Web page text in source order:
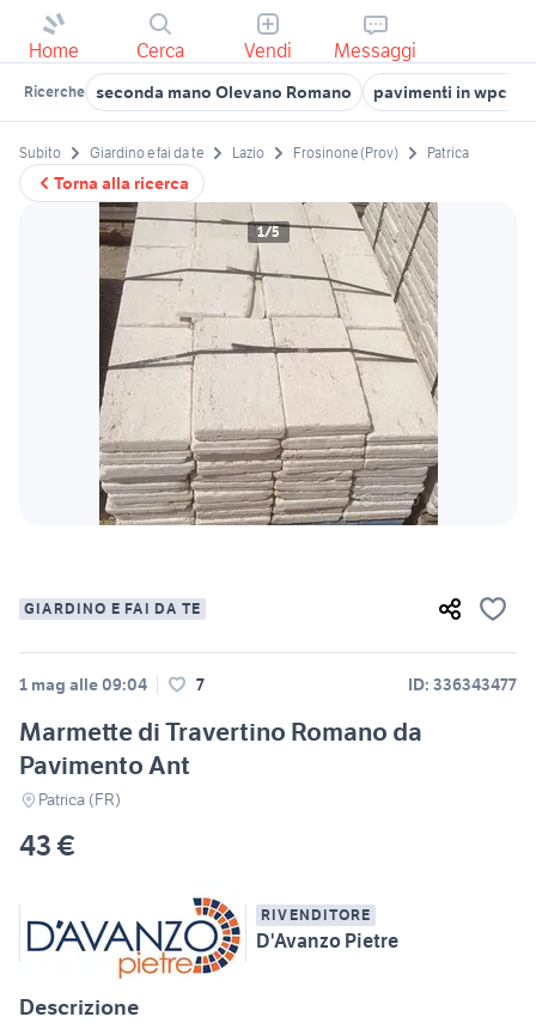
Home Cerca Vendi Messaggi
Ricerche seconda mano Olevano Romano pavimenti in wpc
Torna alla ricerca
Subito Giardino e fai da te Lazio Frosinone (Prov) Patrica
1/5
GIARDINO E FAI DA TE
1 mag alle 09:04 7 ID: 336343477
Marmette di Travertino Romano da
Pavimento Ant
Patrica (FR)
43 €
RIVENDITORE
D'Avanzo Pietre
Descrizione